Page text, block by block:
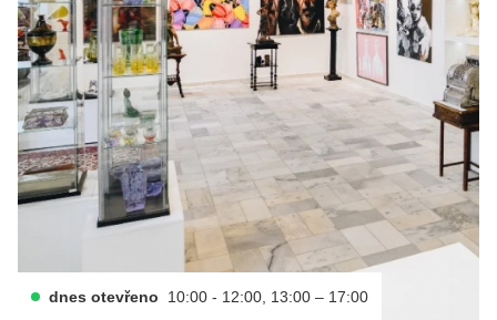
dnes otevřeno 10:00 - 12:00, 13:00 – 17:00